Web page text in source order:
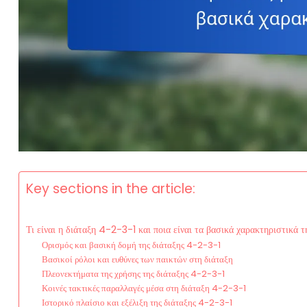
Key sections in the article:
Τι είναι η διάταξη 4-2-3-1 και ποια είναι τα βασικά χαρακτηριστικά
Ορισμός και βασική δομή της διάταξης 4-2-3-1
Βασικοί ρόλοι και ευθύνες των παικτών στη διάταξη
Πλεονεκτήματα της χρήσης της διάταξης 4-2-3-1
Κοινές τακτικές παραλλαγές μέσα στη διάταξη 4-2-3-1
Ιστορικό πλαίσιο και εξέλιξη της διάταξης 4-2-3-1